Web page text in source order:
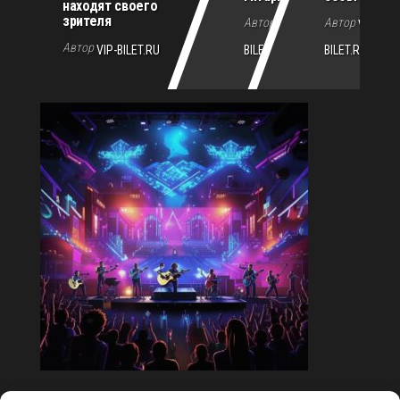
находят своего
зрителя
АвторVIP-BILET.RU
Автор VIP-
BILET.RU
АвторVIP-
BILET.RU